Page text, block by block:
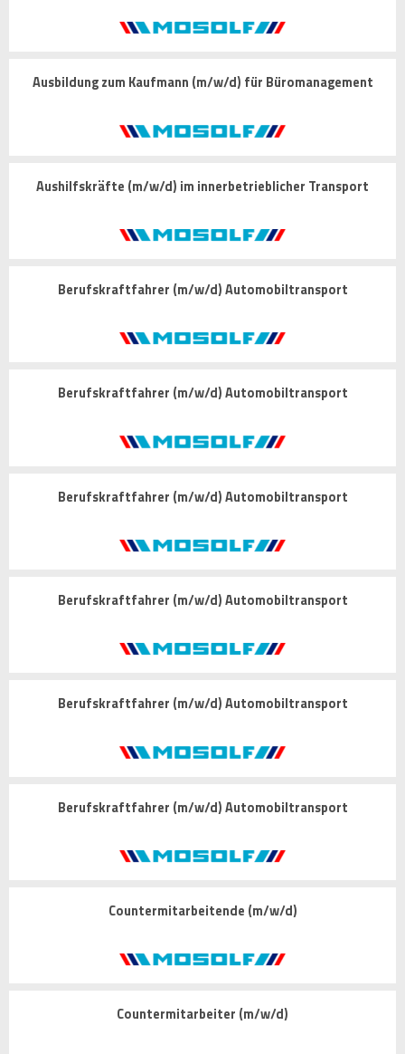
Ausbildung zum Kaufmann (m/w/d) für Büromanagement
Aushilfskräfte (m/w/d) im innerbetrieblicher Transport
Berufskraftfahrer (m/w/d) Automobiltransport
Berufskraftfahrer (m/w/d) Automobiltransport
Berufskraftfahrer (m/w/d) Automobiltransport
Berufskraftfahrer (m/w/d) Automobiltransport
Berufskraftfahrer (m/w/d) Automobiltransport
Berufskraftfahrer (m/w/d) Automobiltransport
Countermitarbeitende (m/w/d)
Countermitarbeiter (m/w/d)